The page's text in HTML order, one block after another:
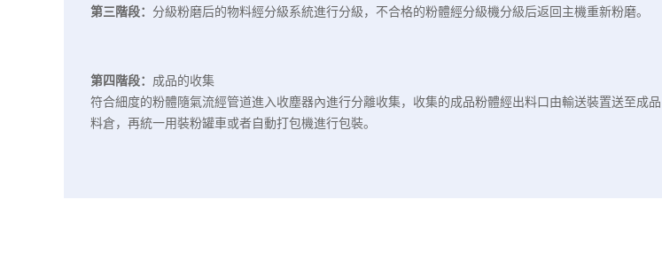
第三階段： 分級粉磨后的物料經分級系統進行分級，不合格的粉體經分級機分級后返回主機重新粉磨。
第四階段： 成品的收集
符合細度的粉體隨氣流經管道進入收塵器內進行分離收集，收集的成品粉體經出料口由輸送裝置送至成品
料倉，再統一用裝粉罐車或者自動打包機進行包裝。